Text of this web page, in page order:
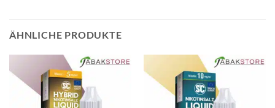
ÄHNLICHE PRODUKTE